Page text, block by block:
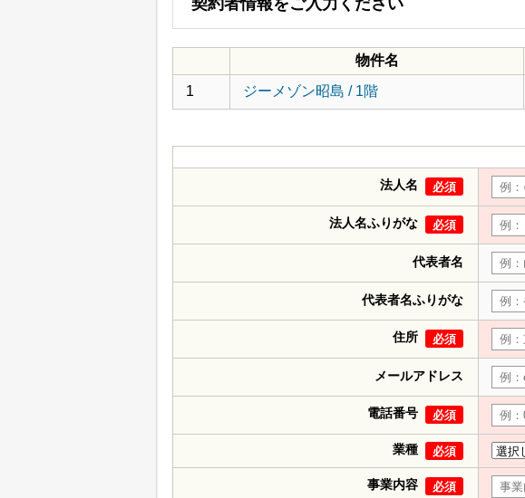
契約者情報をご入力ください
物件名
1
ジーメゾン昭島 / 1階
法人名 必須
法人名ふりがな 必須
代表者名
代表者名ふりがな
住所 必須
メールアドレス
電話番号 必須
業種 必須
事業内容 必須